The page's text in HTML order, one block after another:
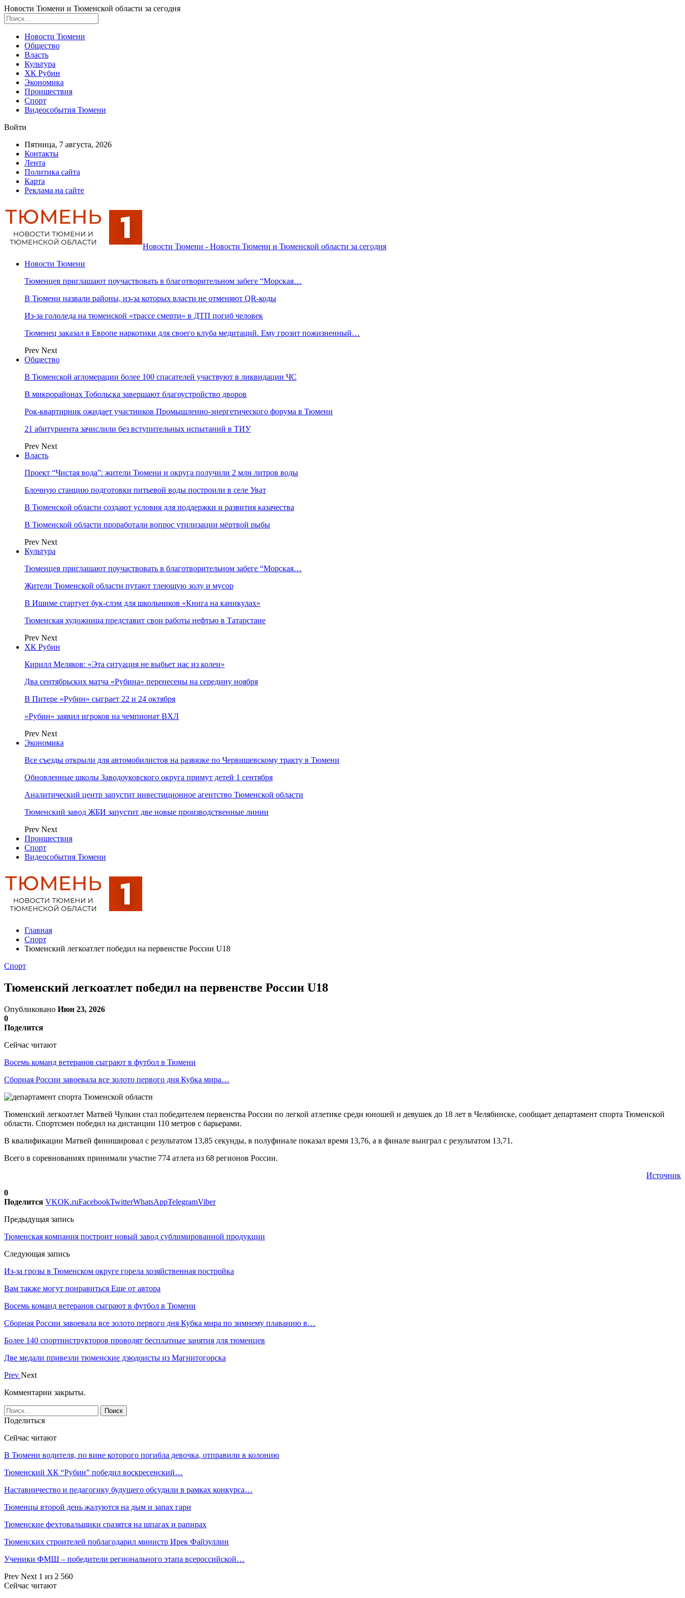
Новости Тюмени и Тюменской области за сегодня
Новости Тюмени
Общество
Власть
Культура
ХК Рубин
Экономика
Проишествия
Спорт
Видеособытия Тюмени
Войти
Пятница, 7 августа, 2026
Контакты
Лента
Политика сайта
Карта
Реклама на сайте
Новости Тюмени - Новости Тюмени и Тюменской области за сегодня
Новости Тюмени
Тюменцев приглашают поучаствовать в благотворительном забеге “Морская…
В Тюмени назвали районы, из-за которых власти не отменяют QR-коды
Из-за гололеда на тюменской «трассе смерти» в ДТП погиб человек
Тюменец заказал в Европе наркотики для своего клуба медитаций. Ему грозит пожизненный…
Prev Next
Общество
В Тюменской агломерации более 100 спасателей участвуют в ликвидации ЧС
В микрорайонах Тобольска завершают благоустройство дворов
Рок-квартирник ожидает участников Промышленно-энергетического форума в Тюмени
21 абитуриента зачислили без вступительных испытаний в ТИУ
Prev Next
Власть
Проект “Чистая вода”: жители Тюмени и округа получили 2 млн литров воды
Блочную станцию подготовки питьевой воды построили в селе Уват
В Тюменской области создают условия для поддержки и развития казачества
В Тюменской области проработали вопрос утилизации мёртвой рыбы
Prev Next
Культура
Тюменцев приглашают поучаствовать в благотворительном забеге “Морская…
Жители Тюменской области путают тлеющую золу и мусор
В Ишиме стартует бук-слэм для школьников «Книга на каникулах»
Тюменская художница представит свои работы нефтью в Татарстане
Prev Next
ХК Рубин
Кирилл Меляков: «Эта ситуация не выбьет нас из колеи»
Два сентябрьских матча «Рубина» перенесены на середину ноября
В Питере «Рубин» сыграет 22 и 24 октября
«Рубин» заявил игроков на чемпионат ВХЛ
Prev Next
Экономика
Все съезды открыли для автомобилистов на развязке по Червишевскому тракту в Тюмени
Обновленные школы Заводоуковского округа примут детей 1 сентября
Аналитический центр запустит инвестиционное агентство Тюменской области
Тюменский завод ЖБИ запустит две новые производственные линии
Prev Next
Проишествия
Спорт
Видеособытия Тюмени
Главная
Спорт
Тюменский легкоатлет победил на первенстве России U18
Спорт
Тюменский легкоатлет победил на первенстве России U18
Опубликовано Июн 23, 2026
0
Поделится
Сейчас читают
Восемь команд ветеранов сыграют в футбол в Тюмени
Сборная России завоевала все золото первого дня Кубка мира…
Тюменский легкоатлет Матвей Чулкин стал победителем первенства России по легкой атлетике среди юношей и девушек до 18 лет в Челябинске, сообщает департамент спорта Тюменской
области. Спортсмен победил на дистанции 110 метров с барьерами.
В квалификации Матвей финишировал с результатом 13,85 секунды, в полуфинале показал время 13,76, а в финале выиграл с результатом 13,71.
Всего в соревнованиях принимали участие 774 атлета из 68 регионов России.
Источник
0
Поделится VKOK.ruFacebookTwitterWhatsAppTelegramViber
Предыдущая запись
Тюменская компания построит новый завод сублимированной продукции
Следующая запись
Из-за грозы в Тюменском округе горела хозяйственная постройка
Вам также могут понравиться Еще от автора
Восемь команд ветеранов сыграют в футбол в Тюмени
Сборная России завоевала все золото первого дня Кубка мира по зимнему плаванию в…
Более 140 спортинструкторов проводят бесплатные занятия для тюменцев
Две медали привезли тюменские дзюдоисты из Магнитогорска
Prev Next
Комментарии закрыты.
Поделиться
Сейчас читают
В Тюмени водителя, по вине которого погибла девочка, отправили в колонию
Тюменский ХК “Рубин” победил воскресенский…
Наставничество и педагогику будущего обсудили в рамках конкурса…
Тюменцы второй день жалуются на дым и запах гари
Тюменские фехтовальщики сразятся на шпагах и рапирах
Тюменских строителей поблагодарил министр Ирек Файзуллин
Ученики ФМШ – победители регионального этапа всероссийской…
Prev Next 1 из 2 560
Сейчас читают